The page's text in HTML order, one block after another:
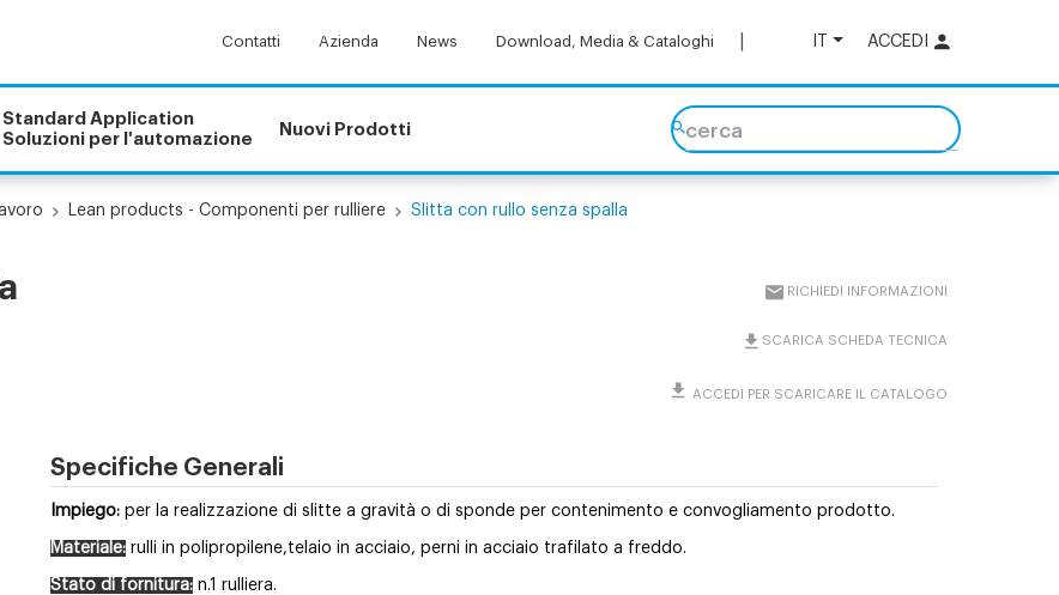
ACCEDI
Contatti Azienda News Download, Media & Cataloghi
Standard Application
Soluzioni per l'automazione
Nuovi Prodotti cerca
Lean products - Componenti per rulliere Slitta con rullo senza spalla
RICHIEDI INFORMAZIONI
SCARICA SCHEDA TECNICA
ACCEDI PER SCARICARE IL CATALOGO
Specifiche Generali
Impiego: per la realizzazione di slitte a gravità o di sponde per contenimento e convogliamento prodotto.
Materiale: rulli in polipropilene,telaio in acciaio, perni in acciaio trafilato a freddo.
Stato di fornitura: n.1 rulliera.